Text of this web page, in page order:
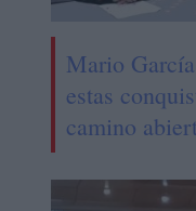
Mario
estas
camino